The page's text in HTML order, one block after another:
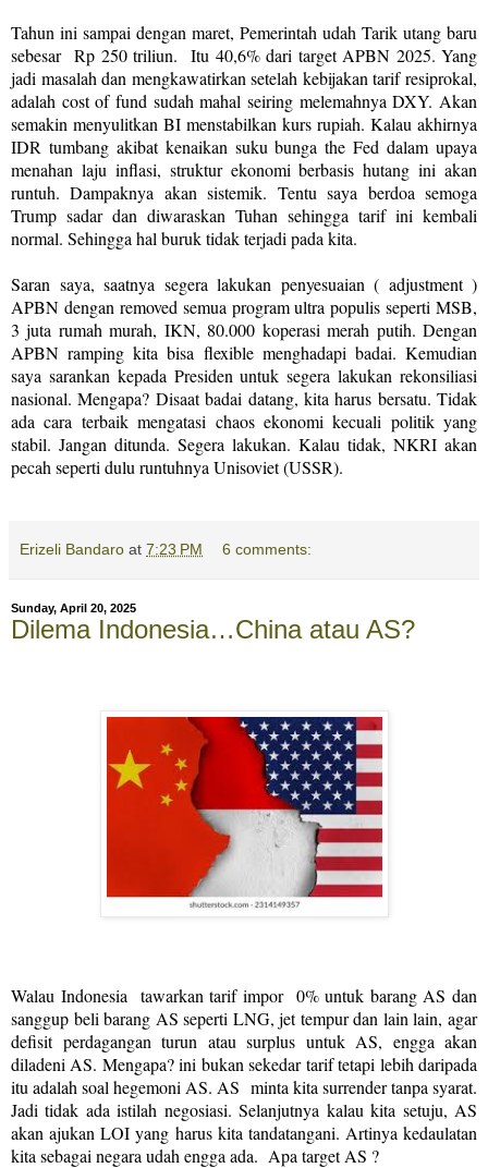
Tahun ini sampai dengan maret, Pemerintah udah Tarik utang baru
sebesar Rp 250 triliun.
Itu 40,6% dari target APBN 2025. Yang
jadi masalah dan mengkawatirkan setelah kebijakan tarif resiprokal,
adalah cost of fund sudah mahal seiring melemahnya DXY. Akan
semakin menyulitkan BI menstabilkan kurs rupiah. Kalau akhirnya
IDR tumbang akibat kenaikan suku bunga the Fed dalam upaya
menahan laju inflasi, struktur ekonomi berbasis hutang ini akan
runtuh. Dampaknya akan sistemik. Tentu saya berdoa semoga
Trump sadar dan diwaraskan Tuhan sehingga tarif ini kembali
normal. Sehingga hal buruk tidak terjadi pada kita.
Saran saya, saatnya segera lakukan penyesuaian ( adjustment )
APBN dengan removed semua program ultra populis seperti MSB,
3 juta rumah murah, IKN, 80.000 koperasi merah putih. Dengan
APBN ramping kita bisa flexible menghadapi badai. Kemudian
saya sarankan kepada Presiden untuk segera lakukan rekonsiliasi
nasional. Mengapa? Disaat badai datang, kita harus bersatu. Tidak
ada cara terbaik mengatasi chaos ekonomi kecuali politik yang
stabil. Jangan ditunda. Segera lakukan. Kalau tidak, NKRI akan
pecah seperti dulu runtuhnya Unisoviet (USSR).
Erizeli Bandaro at 7:23 PM 6 comments:
Sunday, April 20, 2025
Dilema Indonesia…China atau AS?
Walau Indonesia tawarkan tarif impor 0% untuk barang AS dan
sanggup beli barang AS seperti LNG, jet tempur dan lain lain, agar
defisit perdagangan turun atau surplus untuk AS, engga akan
diladeni AS. Mengapa? ini bukan sekedar tarif tetapi lebih daripada
itu adalah soal hegemoni AS. AS minta kita surrender tanpa syarat.
Jadi tidak ada istilah negosiasi. Selanjutnya kalau kita setuju, AS
akan ajukan LOI yang harus kita tandatangani. Artinya kedaulatan
kita sebagai negara udah engga ada. Apa target AS ?